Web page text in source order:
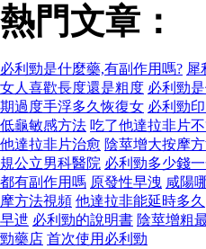
熱門文章：
必利勁是什麼藥,有副作用嗎? 犀
女人喜歡長度還是粗度 必利勁
期過度手浮多久恢復女 必利勁
低龜敏感方法 吃了他達拉非片不
他達拉非片治愈 陰莖增大按摩
規公立男科醫院 必利勁多少錢
都有副作用嗎 原發性早洩 咸陽
摩方法視頻 他達拉非能延時多久
早迣 必利勁的說明書 陰莖增粗
勁藥店 首次使用必利勁